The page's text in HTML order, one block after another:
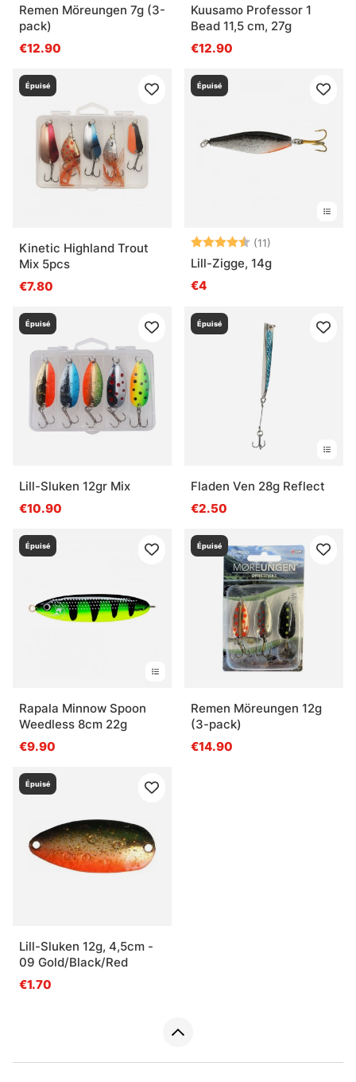
Remen Möreungen 7g (3-
pack)
€12.90
Kuusamo Professor 1
Bead 11,5 cm, 27g
€12.90
Épuisé
Kinetic Highland Trout
Mix 5pcs
€7.80
Épuisé
Note: (11)
Lill-Zigge, 14g
€4
Épuisé
Lill-Sluken 12gr Mix
€10.90
Épuisé
Fladen Ven 28g Reflect
€2.50
Épuisé
Rapala Minnow Spoon
Weedless 8cm 22g
€9.90
Épuisé
Remen Möreungen 12g
(3-pack)
€14.90
Épuisé
Lill-Sluken 12g, 4,5cm -
09 Gold/Black/Red
€1.70